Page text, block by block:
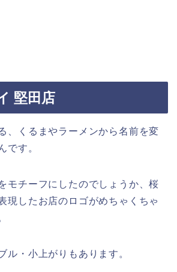
堅田店
、くるまやラーメンから名前を変
です。
モチーフにしたのでしょうか、桜
現したお店のロゴがめちゃくちゃ
ル・小上がりもあります。